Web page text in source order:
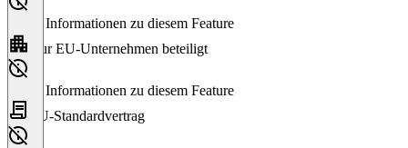
Keine Informationen zu diesem Feature
Nur EU-Unternehmen beteiligt
Keine Informationen zu diesem Feature
EU-Standardvertrag